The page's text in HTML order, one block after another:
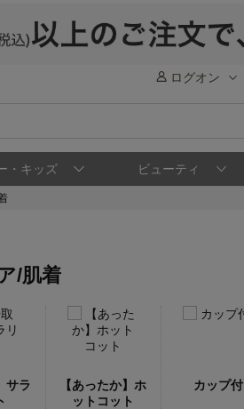
ログオン
・キッズ ビューティ
/肌着
サラ
【あったか】ホ
ットコット
カップ付